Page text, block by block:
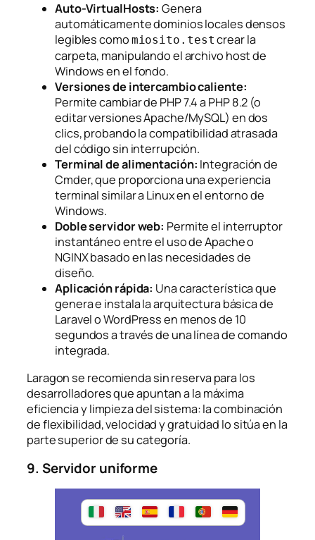
Auto-VirtualHosts: Genera
automáticamente dominios locales densos
legibles como miosito.test crear la
carpeta, manipulando el archivo host de
Windows en el fondo.
Versiones de intercambio caliente:
Permite cambiar de PHP 7.4 a PHP 8.2 (o
editar versiones Apache/MySQL) en dos
clics, probando la compatibilidad atrasada
del código sin interrupción.
Terminal de alimentación: Integración de
Cmder, que proporciona una experiencia
terminal similar a Linux en el entorno de
Windows.
Doble servidor web: Permite el interruptor
instantáneo entre el uso de Apache o
NGINX basado en las necesidades de
diseño.
Aplicación rápida: Una característica que
genera e instala la arquitectura básica de
Laravel o WordPress en menos de 10
segundos a través de una línea de comando
integrada.
Laragon se recomienda sin reserva para los
desarrolladores que apuntan a la máxima
eficiencia y limpieza del sistema: la combinación
de flexibilidad, velocidad y gratuidad lo sitúa en la
parte superior de su categoría.
9. Servidor uniforme